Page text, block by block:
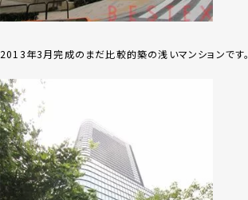
2013年3月完成のまだ比較的築の浅いマンションです。